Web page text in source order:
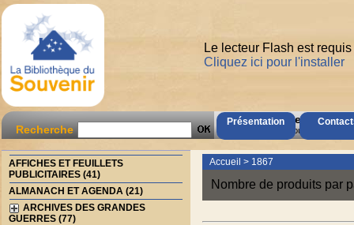
Présentation
Le lecteur Flash est
Cliquez ici pour l'installer
Recherche
AccÃ¨s Client
Mot de passe oubliÃ© ?
AFFICHES ET FEUILLETS
PUBLICITAIRES (41)
ALMANACH ET AGENDA (21)
ARCHIVES DES GRANDES
GUERRES (77)
Accueil > 1867
Nombre de produits par